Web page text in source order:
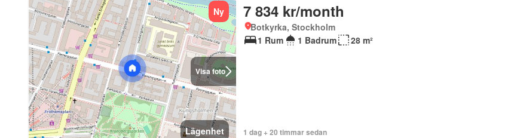
Visa foto
Ny
Lägenhet
7 834 kr/month
Botkyrka, Stockholm
1 Rum
1 Badrum 28 m²
1 dag + 20 timmar sedan